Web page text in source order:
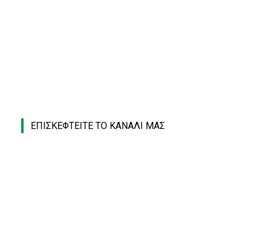
ΕΠΙΣΚΕΦΤΕΙΤΕ ΤΟ ΚΑΝΑΛΙ ΜΑΣ